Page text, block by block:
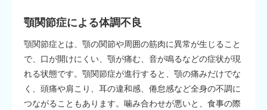
顎関節症による体調不良
顎関節症とは、顎の関節や周囲の筋肉に異常が生じること
で、口が開けにくい、顎が痛む、音が鳴るなどの症状が現
れる状態です。顎関節症が進行すると、顎の痛みだけでな
く、頭痛や肩こり、耳の違和感、倦怠感など全身の不調に
つながることもあります。噛み合わせが悪いと、食事の際